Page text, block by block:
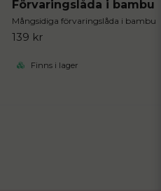
Förvaringslåda i bambu
Mångsidiga förvaringslåda i bambu
139 kr
Finns i lager